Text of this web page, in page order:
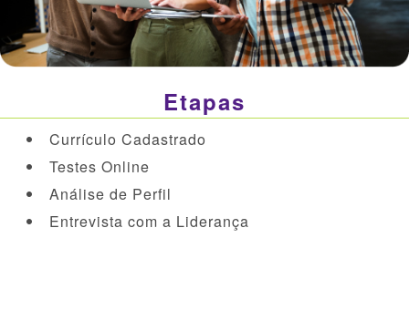
Etapas
Currículo Cadastrado
Testes Online
Análise de Perfil
Entrevista com a Liderança